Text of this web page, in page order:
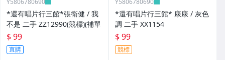
Y5806780690
*還有唱片行三館*張衛健 / 我
不是 二手 ZZ12990(競標)(補單
$ 99
直購
Y5806780690
*還有唱片行三館* 康康 / 灰色
調 二手 XX1154
$ 99
競標